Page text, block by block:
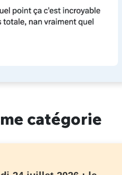
catégorie